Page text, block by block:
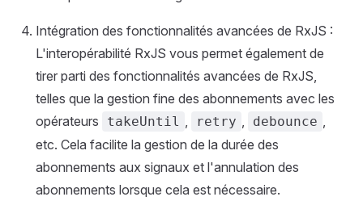
Intégration des fonctionnalités avancées de RxJS :
L'interopérabilité RxJS vous permet également de
tirer parti des fonctionnalités avancées de RxJS,
telles que la gestion fine des abonnements avec les
opérateurs
takeUntil , retry , debounce ,
etc. Cela facilite la gestion de la durée des
abonnements aux signaux et l'annulation des
abonnements lorsque cela est nécessaire.